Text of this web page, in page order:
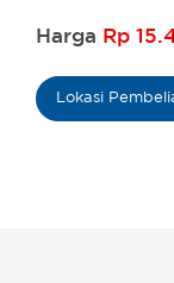
Harga Rp
Lokasi